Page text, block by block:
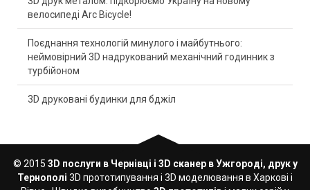
велосипеді Arc Bicycle!
Поєднання технологій минулого і майбутнього:
неймовірний 3D надрукований механічний годинник з
турбійоном
3D друковані будинки для бджіл
© 2015 3D послуги в Чернівці і 3D сканер в Ужгороді, друк у
Тернополі 3D прототипування і 3D моделювання в Харкові і